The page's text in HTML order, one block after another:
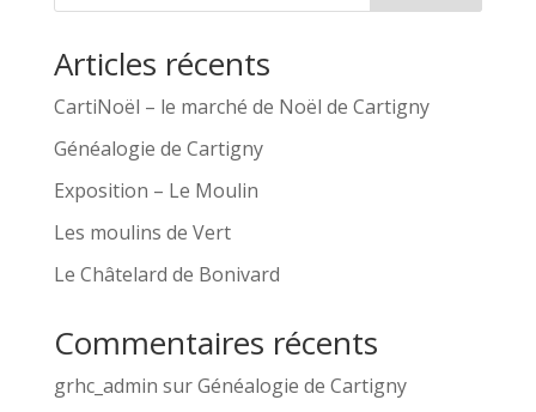
Articles récents
CartiNoël – le marché de Noël de Cartigny
Généalogie de Cartigny
Exposition – Le Moulin
Les moulins de Vert
Le Châtelard de Bonivard
Commentaires récents
grhc_admin surGénéalogie de Cartigny